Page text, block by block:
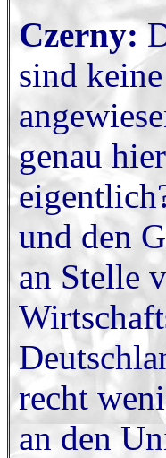
Czerny:
sind
genau
und den
an Stelle
recht
an den